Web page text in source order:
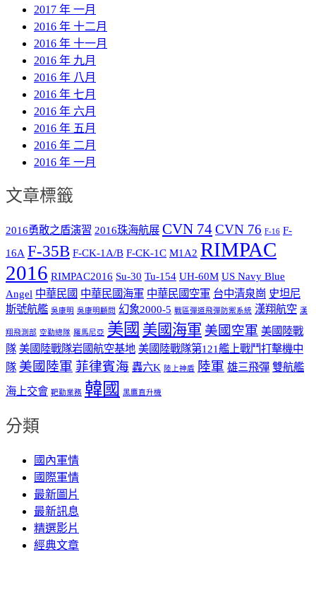
2017 年 一月
2016 年 十二月
2016 年 十一月
2016 年 九月
2016 年 八月
2016 年 七月
2016 年 六月
2016 年 五月
2016 年 二月
2016 年 一月
文章標籤
2016勇敢之盾演習 2016珠海航展 CVN 74CVN 76 F-16 F-
16A F-35B F-CK-1A/B F-CK-1C M1A2 RIMPAC
2016 RIMPAC2016 Su-30 Tu-154 UH-60M US Navy Blue
Angel 中華民國 中華民國海軍 中華民國空軍 台中清泉崗 史坦尼
斯號航艦 吳康明 吳康明顧問 幻象2000-5 戰區彈道飛彈防禦系統 漢翔航空 漢
翔飛測部 空勤總隊 羅馬尼亞 美國 美國海軍 美國空軍 美國陸戰
隊 美國陸戰隊岩國航空基地 美國陸戰隊第121艦上戰鬥打擊機中
隊 美國陸軍 菲律賓海 轟六K 陸上神盾 陸軍 雄三飛彈 雙航艦
海上交會 靶勤業務 韓國 黑鷹直升機
分類
國內軍情
國際軍情
最新圖片
最新訊息
精選影片
經典文章